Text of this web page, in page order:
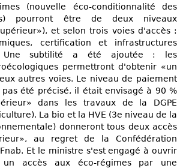
(nouvelle éco-conditionnalité des
pourront être de deux niveaux
et selon trois voies d'accès :
certification et infrastructures
Une subtilité a été ajoutée : les
permettront d'obtenir «un
autres voies. Le niveau de paiement
été précisé, il était envisagé à 90 %
dans les travaux de la DGPE
La bio et la HVE (3e niveau de la
donneront tous deux accès
au regret de la Confédération
Et le ministre s'est engagé à ouvrir
accès aux éco-régimes par une